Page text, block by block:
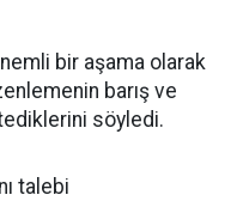
bir aşama olarak
barış ve
söyledi.
talebi